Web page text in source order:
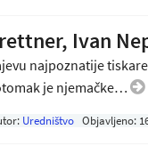
Ivan
najpoznatije
je njemačke…
Uredništvo Objavljeno: